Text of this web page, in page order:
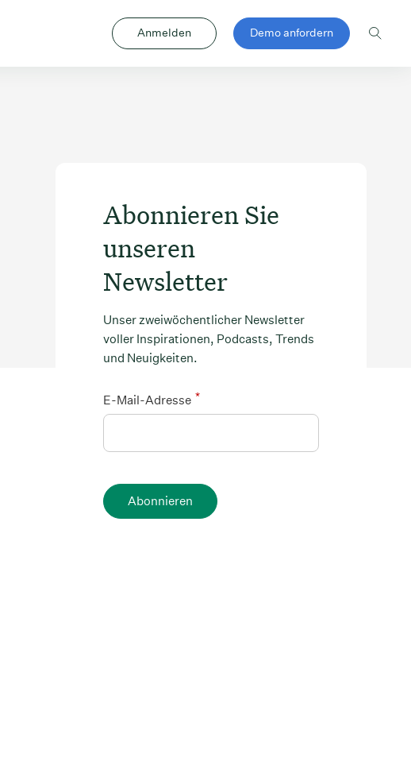
Anmelden Demo anfordern
Abonnieren Sie
unseren
Newsletter
Unser zweiwöchentlicher Newsletter
voller Inspirationen, Podcasts, Trends
und Neuigkeiten.
*
E-Mail-Adresse
Abonnieren
Filed under: